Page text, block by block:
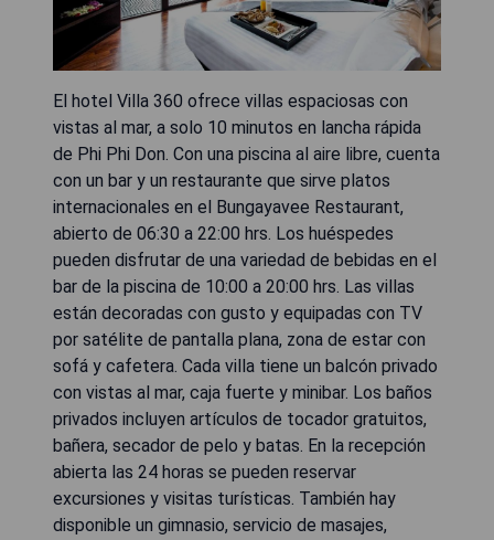
El hotel Villa 360 ofrece villas espaciosas con
vistas al mar, a solo 10 minutos en lancha rápida
de Phi Phi Don. Con una piscina al aire libre, cuenta
con un bar y un restaurante que sirve platos
internacionales en el Bungayavee Restaurant,
abierto de 06:30 a 22:00 hrs. Los huéspedes
pueden disfrutar de una variedad de bebidas en el
bar de la piscina de 10:00 a 20:00 hrs. Las villas
están decoradas con gusto y equipadas con TV
por satélite de pantalla plana, zona de estar con
sofá y cafetera. Cada villa tiene un balcón privado
con vistas al mar, caja fuerte y minibar. Los baños
privados incluyen artículos de tocador gratuitos,
bañera, secador de pelo y batas. En la recepción
abierta las 24 horas se pueden reservar
excursiones y visitas turísticas. También hay
disponible un gimnasio, servicio de masajes,